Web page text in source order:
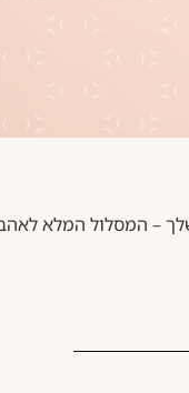
– המסלול המלא